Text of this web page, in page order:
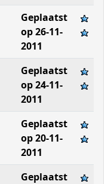
Geplaatst
op 26-11-
2011
Geplaatst
op 24-11-
2011
Geplaatst
op 20-11-
2011
Geplaatst